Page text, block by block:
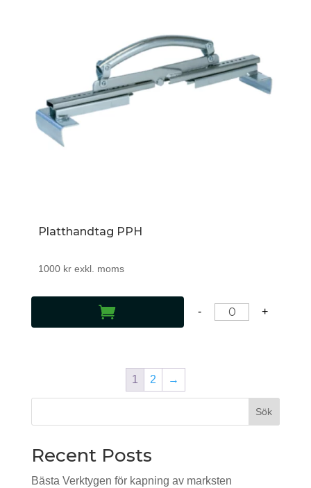
Platthandtag PPH
1000 krexkl. moms
- +
1 2 →
Sök
Recent Posts
Bästa Verktygen för kapning av marksten